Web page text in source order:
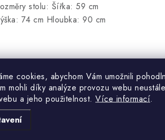
cookies, abychom Vám umožnili
mohli díky analýze provozu webu
a jeho použitelnost. Více informací.
stolu: Šířka: 59 cm
74 cm Hloubka: 90 cm
produktu
první, kdo napíše příspěvek k této